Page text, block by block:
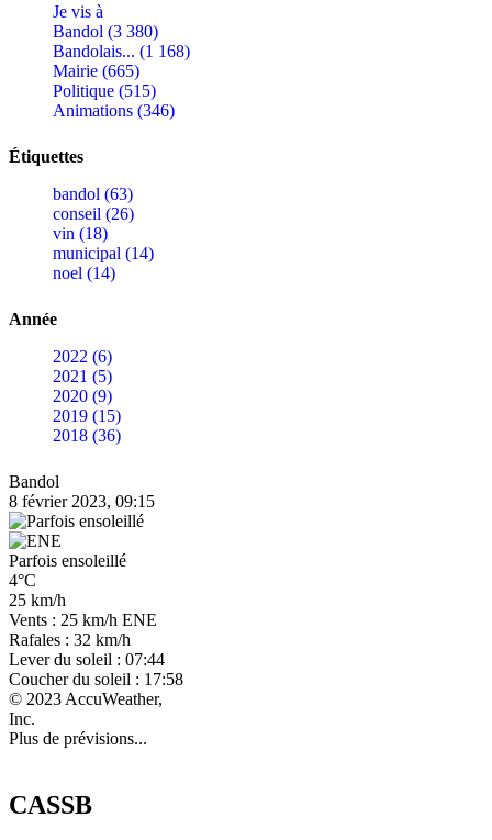
Je vis à
Bandol (3 380)
Bandolais... (1 168)
Mairie (665)
Politique (515)
Animations (346)
Étiquettes
bandol (63)
conseil (26)
vin (18)
municipal (14)
noel (14)
Année
2022 (6)
2021 (5)
2020 (9)
2019 (15)
2018 (36)
Bandol
8 février 2023, 09:15
Parfois ensoleillé
4°C
25 km/h
Vents : 25 km/h ENE
Rafales : 32 km/h
Lever du soleil : 07:44
Coucher du soleil : 17:58
© 2023 AccuWeather,
Inc.
Plus de prévisions...
CASSB